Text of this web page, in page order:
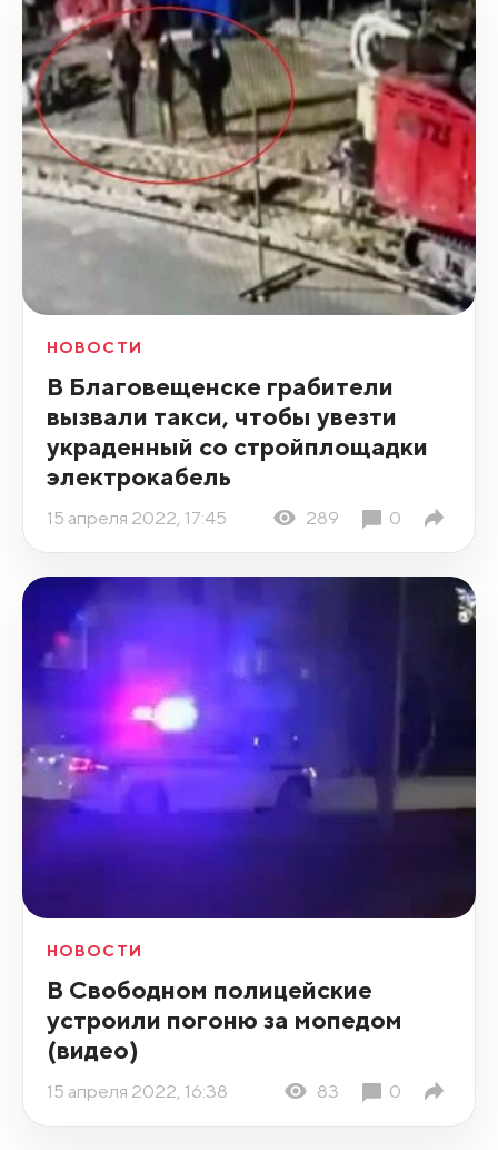
НОВОСТИ
В Благовещенске грабители
вызвали такси, чтобы увезти
украденный со стройплощадки
электрокабель
15 апреля 2022, 17:45 289 0
НОВОСТИ
В Свободном полицейские
устроили погоню за мопедом
(видео)
15 апреля 2022, 16:38 83 0